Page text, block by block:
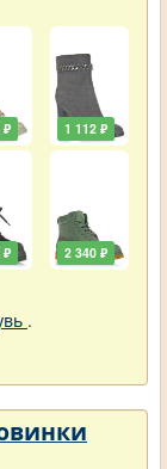
₽
₽
1 112 ₽
2 340 ₽
.